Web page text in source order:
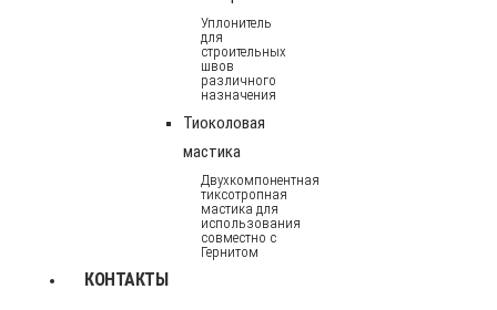
Уплонитель
для
строительных
швов
различного
назначения
Тиоколовая
мастика
Двухкомпонентная
тиксотропная
мастика для
использования
совместно с
Гернитом
КОНТАКТЫ